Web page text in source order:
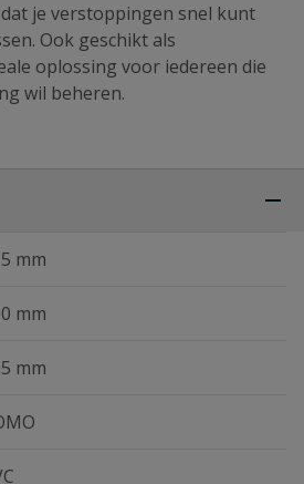
je verstoppingen snel kunt
Ook geschikt als
oplossing voor iedereen die
wil beheren.
mm
mm
mm